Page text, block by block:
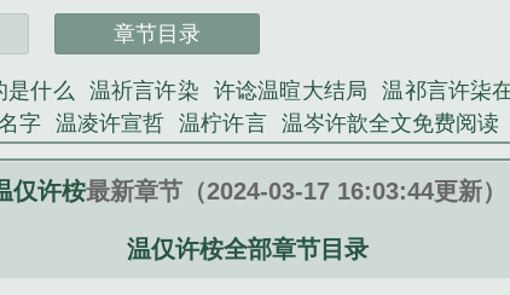
精心创作的军史类小说。
章节目录
是什么 温祈言许染 许谂温暄大结局 温祁言许柒
字 温凌许宣哲 温柠许言 温岑许歆全文免费阅读
歆免费阅读笔趣阁 温岑许歆知乎 温仅许桉 温存
网游之傲视群雄 携空间嫁山野糙汉，暴富荒年 系
陆清璃小说阅读 当你老去 宠婚蜜爱：闪婚总裁，套
仅许桉最新章节（2024-03-17 16:03:44更新）
温仅许桉全部章节目录